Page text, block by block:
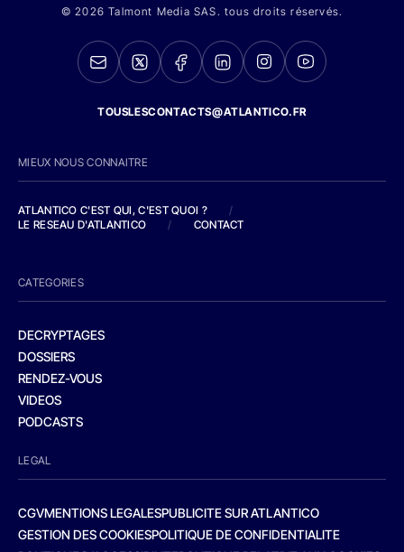
© 2026 Talmont Media SAS. tous droits réservés.
TOUSLESCONTACTS@ATLANTICO.FR
MIEUX NOUS CONNAITRE
ATLANTICO C'EST QUI, C'EST QUOI ?
/
LE RESEAU D'ATLANTICO
/ CONTACT
CATEGORIES
DECRYPTAGES
DOSSIERS
RENDEZ-VOUS
VIDEOS
PODCASTS
LEGAL
CGVMENTIONS LEGALESPUBLICITE SUR ATLANTICO
GESTION DES COOKIESPOLITIQUE DE CONFIDENTIALITE